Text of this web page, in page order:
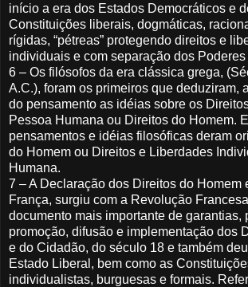
início a era dos Estados Democráticos e
Constituições liberais, dogmáticas,
rígidas, “pétreas” protegendo direitos e
individuais e com separação dos Poderes
6 – Os filósofos da era clássica grega,
A.C.), foram os primeiros que deduziram,
do pensamento as idéias sobre os
Pessoa Humana ou Direitos do Homem.
pensamentos e idéias filosóficas deram
do Homem ou Direitos e Liberdades
Humana.
7 – A Declaração dos Direitos do Homem
França, surgiu com a Revolução
documento mais importante de garantias,
promoção, difusão e implementação dos
e do Cidadão, do século 18 e também
Estado Liberal, bem como as
individualistas, burguesas e formais.